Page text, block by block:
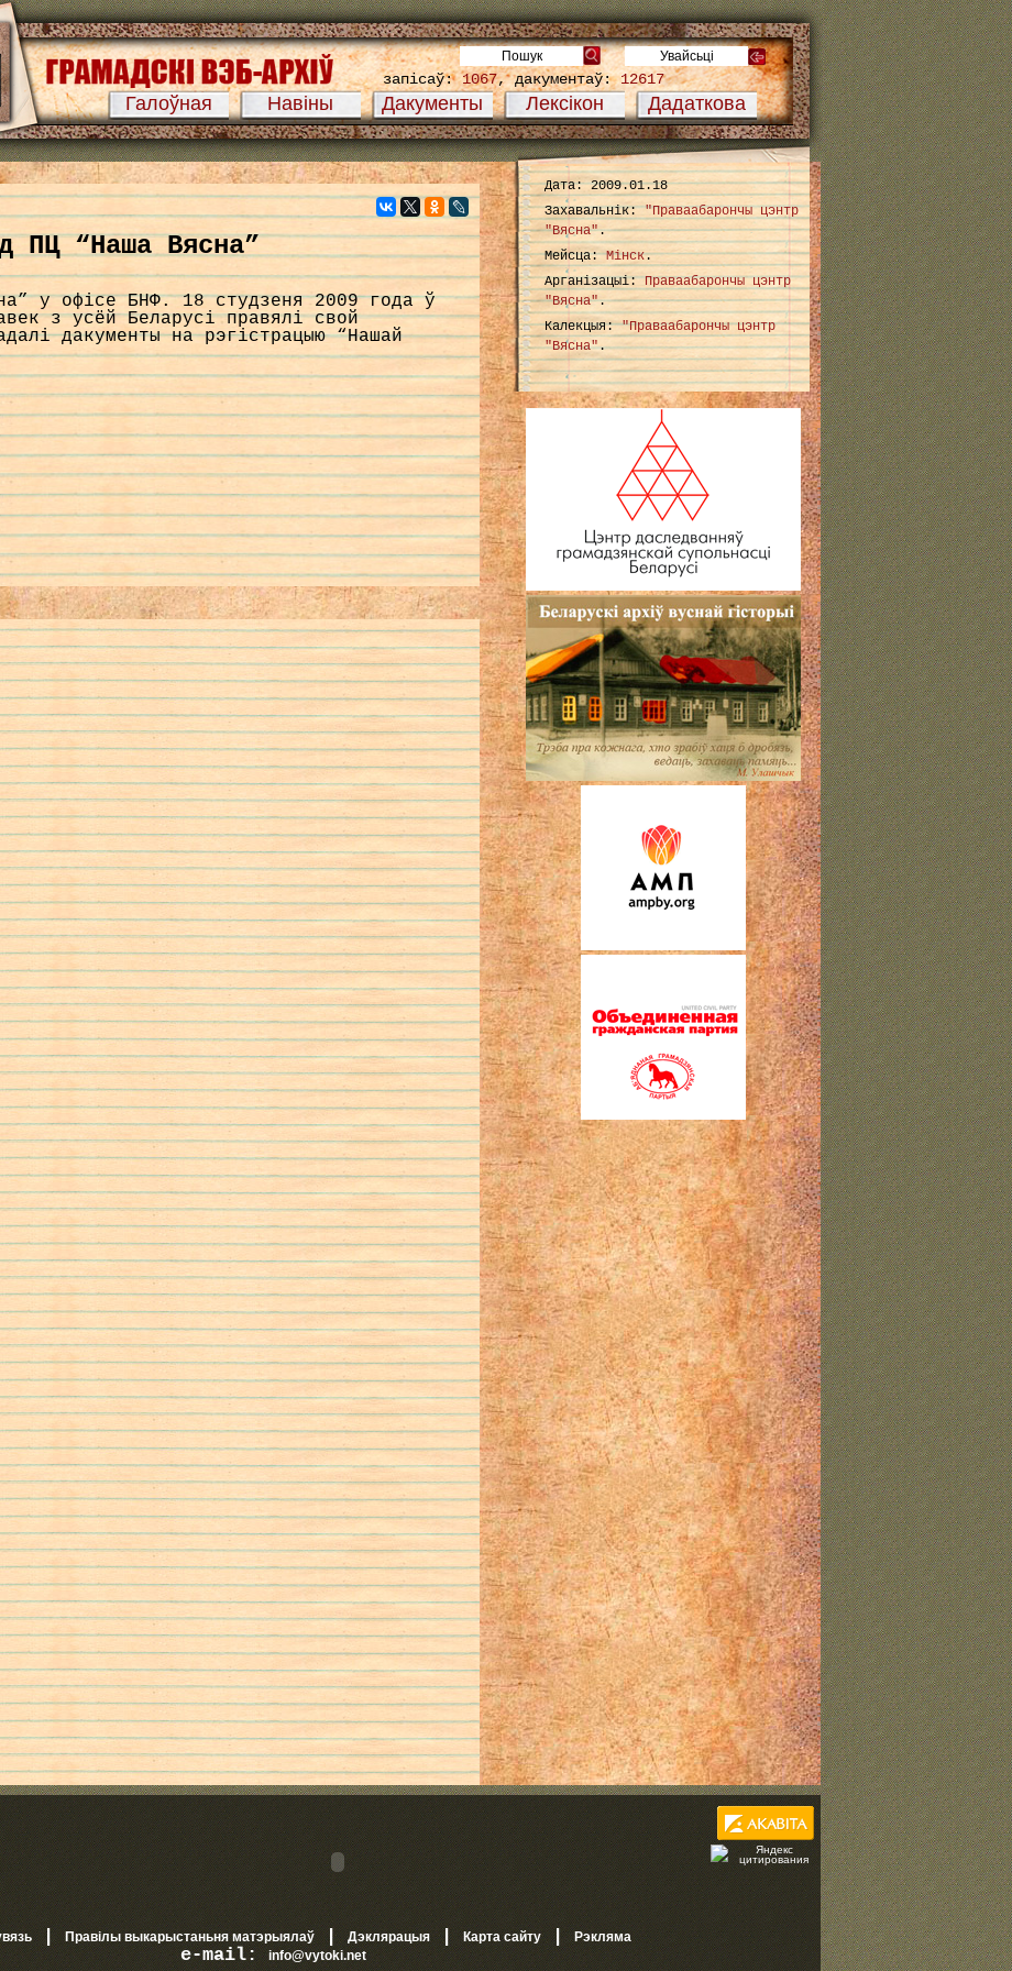
Галоўная Навіны Дакументы Лексікон Дадаткова
запісаў:1067, дакументаў:12617
ПЦ “Наша Вясна”
у офісе БНФ. 18 студзеня 2009 года ў
з усёй Беларусі правялі свой
дакументы на рэгістрацыю “Нашай
Дата: 2009.01.18
Захавальнік:"Праваабарончы цэнтр
"Вясна".
Мейсца:Мінск.
Арганізацыі:Праваабарончы цэнтр
"Вясна".
Калекцыя:"Праваабарончы цэнтр
"Вясна".
| Правілы выкарыстаньня матэрыялаў |Дэклярацыя|Карта сайту| Рэкляма
e-mail: info@vytoki.net